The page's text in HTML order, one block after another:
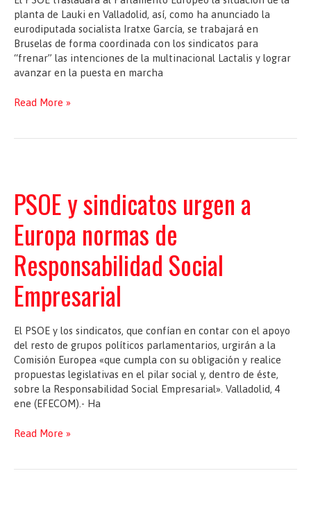
retos
demográficos
planta de Lauki en Valladolid, así, como ha anunciado la
eurodiputada socialista Iratxe García, se trabajará en
Bruselas de forma coordinada con los sindicatos para
“frenar” las intenciones de la multinacional Lactalis y lograr
avanzar en la puesta en marcha
El
la
fábrica
vallisoletana
Lauki
Read More »
PSOE y sindicatos urgen a
Europa normas de
Responsabilidad Social
Empresarial
El PSOE y los sindicatos, que confían en contar con el apoyo
del resto de grupos políticos parlamentarios, urgirán a la
Comisión Europea «que cumpla con su obligación y realice
propuestas legislativas en el pilar social y, dentro de éste,
sobre la Responsabilidad Social Empresarial». Valladolid, 4
ene (EFECOM).- Ha
PSOE
Read More »